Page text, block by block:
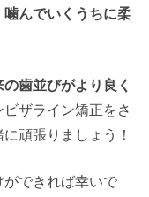
んでいくうちに柔
の歯並びがより良く
ビザライン矯正をさ
頑張りましょう！
できれば幸いで